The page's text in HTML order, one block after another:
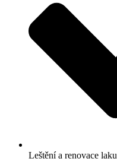
Leštění a renovace laku